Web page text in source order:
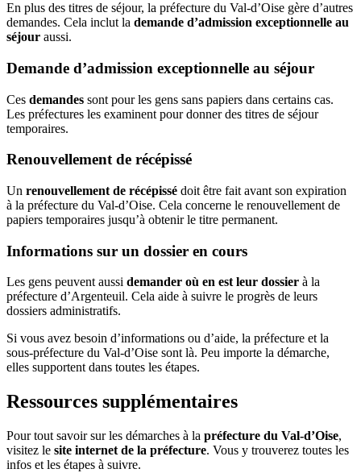
En plus des titres de séjour, la préfecture du Val-d’Oise gère d’autres
demandes. Cela inclut la demande d’admission exceptionnelle au
séjour aussi.
Demande d’admission exceptionnelle au séjour
Ces demandes sont pour les gens sans papiers dans certains cas.
Les préfectures les examinent pour donner des titres de séjour
temporaires.
Renouvellement de récépissé
Un renouvellement de récépissé doit être fait avant son expiration
à la préfecture du Val-d’Oise. Cela concerne le renouvellement de
papiers temporaires jusqu’à obtenir le titre permanent.
Informations sur un dossier en cours
Les gens peuvent aussi demander où en est leur dossier à la
préfecture d’Argenteuil. Cela aide à suivre le progrès de leurs
dossiers administratifs.
Si vous avez besoin d’informations ou d’aide, la préfecture et la
sous-préfecture du Val-d’Oise sont là. Peu importe la démarche,
elles supportent dans toutes les étapes.
Ressources supplémentaires
Pour tout savoir sur les démarches à la préfecture du Val-d’Oise,
visitez le site internet de la préfecture. Vous y trouverez toutes les
infos et les étapes à suivre.